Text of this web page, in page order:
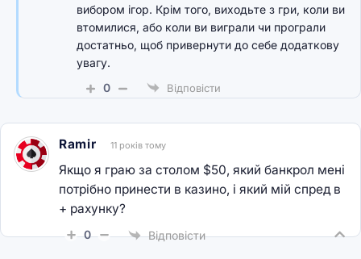
вибором ігор. Крім того, виходьте з гри, коли ви
втомилися, або коли ви виграли чи програли
достатньо, щоб привернути до себе додаткову
увагу.
0
Відповісти
Ramir 11 років тому
Якщо я граю за столом $50, який банкрол мені
потрібно принести в казино, і який мій спред в
+ рахунку?
0 Відповісти